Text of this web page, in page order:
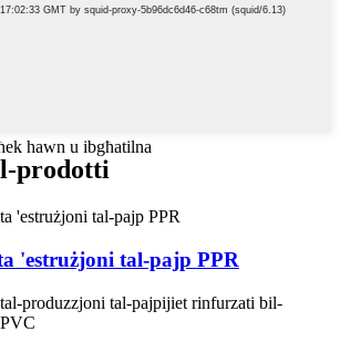
hawn u ibgħatilna
prodotti
'estrużjoni tal-pajp PPR